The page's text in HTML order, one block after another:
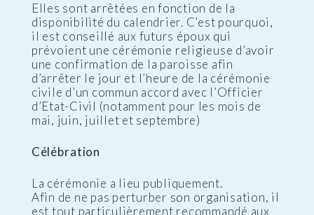
Elles sont arrêtées en fonction de la
disponibilité du calendrier. C’est pourquoi,
il est conseillé aux futurs époux qui
prévoient une cérémonie religieuse d’avoir
une confirmation de la paroisse afin
d’arrêter le jour et l’heure de la cérémonie
civile d’un commun accord avec l’Officier
d’Etat-Civil (notamment pour les mois de
mai, juin, juillet et septembre)
Célébration
La cérémonie a lieu publiquement.
Afin de ne pas perturber son organisation, il
est tout particulièrement recommandé aux